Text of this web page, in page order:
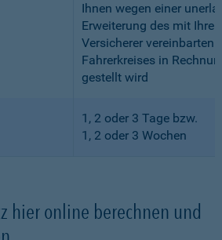
Ihnen wegen einer
Erweiterung des mit
Versicherer vereinbarten
Fahrerkreises in
gestellt wird
1, 2 oder 3 Tage bzw.
1, 2 oder 3 Wochen
hier online berechnen und